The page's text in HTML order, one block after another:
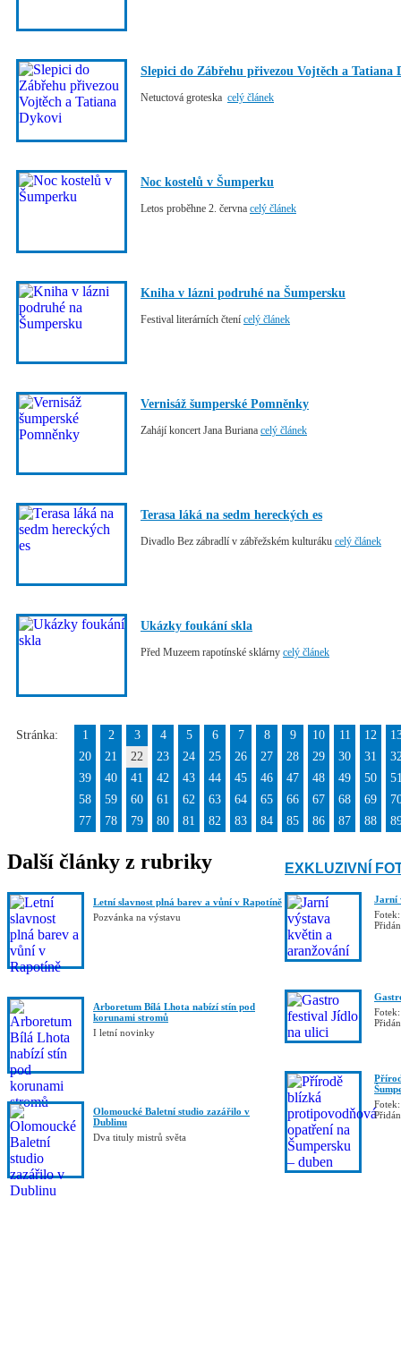
Slepici do Zábřehu přivezou Vojtěch a Tatiana
Netuctová groteska celý článek
Noc kostelů v Šumperku
Letos proběhne 2. června celý článek
Kniha v lázni podruhé na Šumpersku
Festival literárních čtení celý článek
Vernisáž šumperské Pomněnky
Zahájí koncert Jana Buriana celý článek
Terasa láká na sedm hereckých es
Divadlo Bez zábradlí v zábřežském kulturáku celý článek
Ukázky foukání skla
Před Muzeem rapotínské sklárny celý článek
Stránka: 1 2 3 4 5 6 7 8 9 10 11 12
20
21 22 23 24 25 26 27 28 29 30 31
39
40 41 42 43 44 45 46 47 48 49 50
58
59 60 61 62 63 64 65 66 67 68 69
77
78 79 80 81 82 83 84 85 86 87 88
Další články z rubriky
Letní slavnost plná barev a vůní v Rapotíně
Pozvánka na výstavu
Arboretum Bílá Lhota nabízí stín pod
korunami stromů
I letní novinky
Olomoucké Baletní studio zazářilo v
Dublinu
Dva tituly mistrů světa
EXKLUZIVNÍ
Jarní